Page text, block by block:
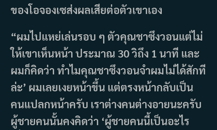
ของโอจองเซส่งผลเสียต่อตัวเขาเอง
“ผมไปแหย่เล่นรอบ ๆ ตัวคุณชาซึงวอนแต่ไม่
ให้เขาเห็นหน้า ประมาณ 30 วิถึง 1 นาที และ
ผมก็คิดว่า ทำไมคุณชาซึงวอนจำผมไม่ได้สักที
ล่ะ’ ผมเลยเงยหน้าขึ้น แต่ตรงหน้ากลับเป็น
คนแปลกหน้าครับ เราต่างคนต่างอายนะครับ
ผู้ชายคนนั้นคงคิดว่า ‘ผู้ชายคนนี้เป็นอะไร